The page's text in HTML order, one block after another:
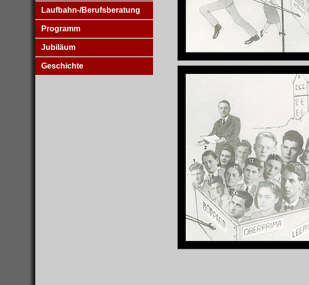
Laufbahn-/Berufsberatung
Programm
Jubiläum
Geschichte